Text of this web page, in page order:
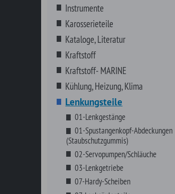
Lenkungsteile
01-Lenkgestänge
(Staubschutzgummis)
02-Servopumpen/Schläuche
07-Hardy-Scheiben
07-Lenksäulenteile
GRANT-Hupenknöpfe
GRANT-Lenkräder
GRANT-Lenkräderzubehör
GRANT-Lenkradnaben
Marine Zubehör
MECHANIX Wear
Motor Komplett
Motorenteile